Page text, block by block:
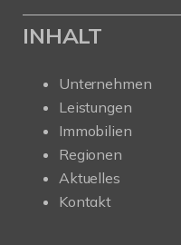
INHALT
Unternehmen
Leistungen
Immobilien
Regionen
Aktuelles
Kontakt